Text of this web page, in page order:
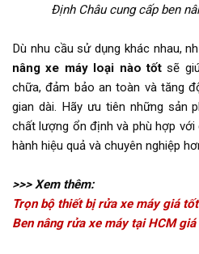
Định Châu cung cấp ben
Dù nhu cầu sử dụng khác nhau,
nâng xe máy loại nào tốtsẽ
chữa, đảm bảo an toàn và tăng
gian dài. Hãy ưu tiên những sản
chất lượng ổn định và phù hợp
hành hiệu quả và chuyên nghiệp
>>> Xem thêm:
Trọn bộ thiết bị rửa xe máy giá tốt
Ben nâng rửa xe máy tại HCM